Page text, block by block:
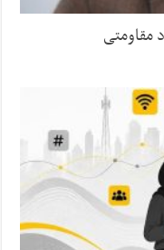
مقاومتی